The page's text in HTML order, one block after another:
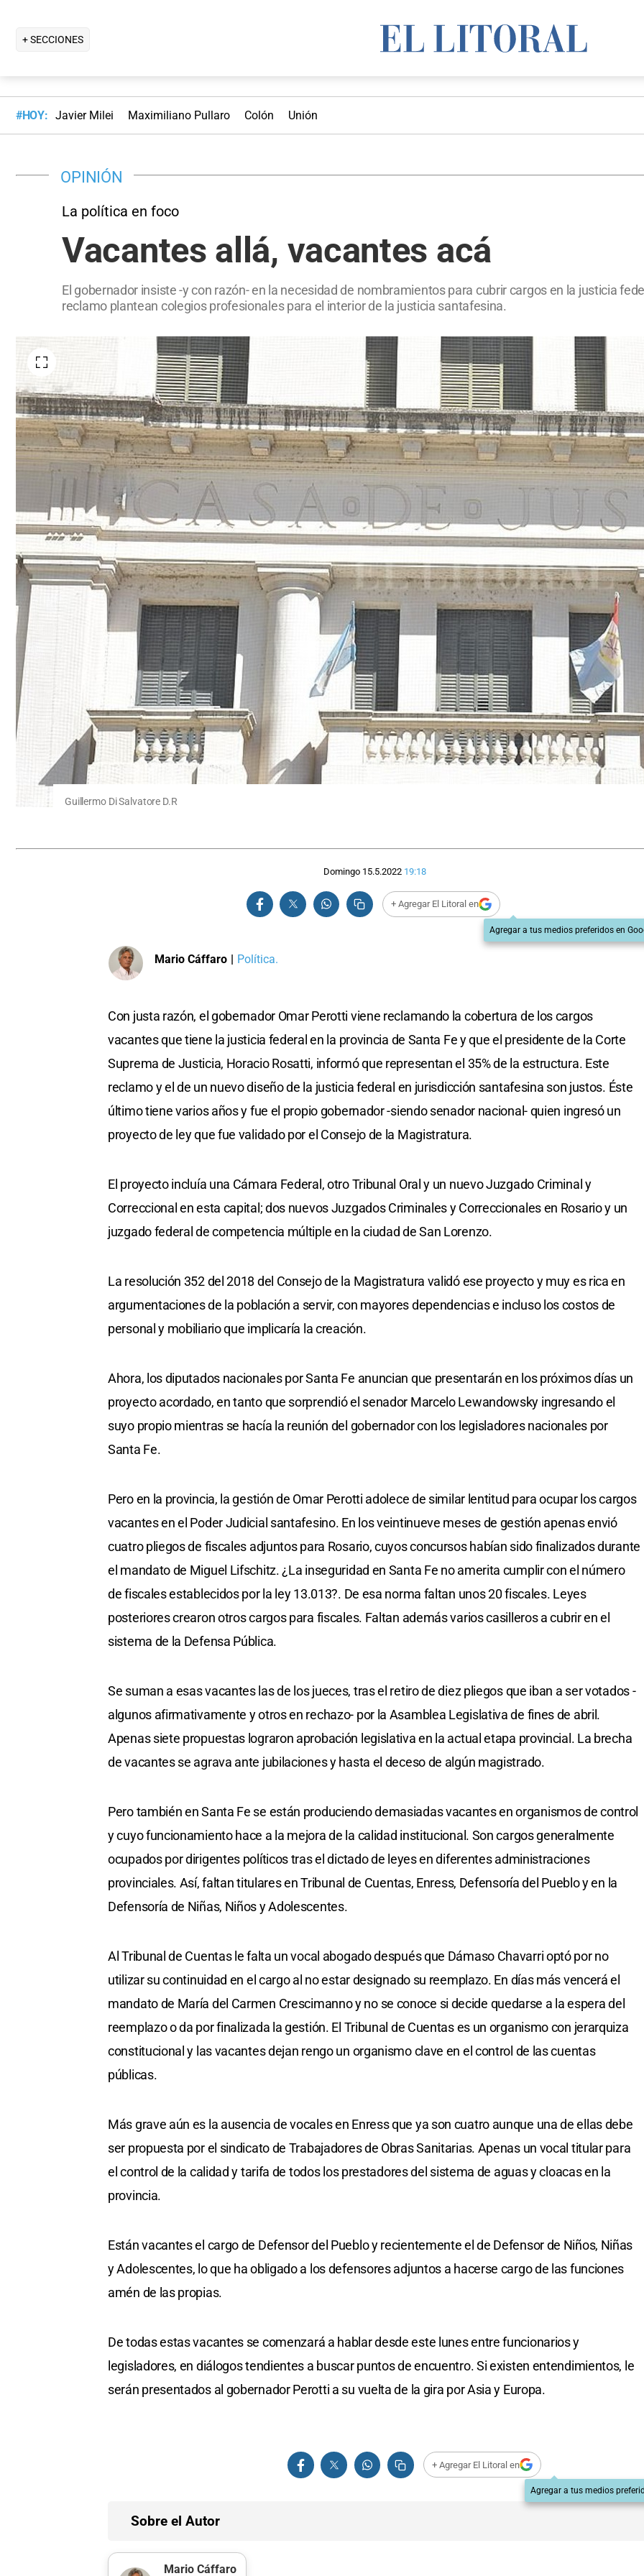
+ SECCIONES
#HOY: Javier Milei Maximiliano Pullaro Colón Unión
OPINIÓN
La política en foco
Vacantes allá, vacantes acá
El gobernador insiste -y con razón- en la necesidad de nombramientos para cubrir cargos en la justicia
reclamo plantean colegios profesionales para el interior de la justicia santafesina.
Guillermo Di Salvatore D.R
Domingo 15.5.2022 19:18
+ Agregar El Litoral en
Agregar a tus medios preferidos en
Mario Cáffaro | Política.
Con justa razón, el gobernador Omar Perotti viene reclamando la cobertura de los cargos
vacantes que tiene la justicia federal en la provincia de Santa Fe y que el presidente de la Corte
Suprema de Justicia, Horacio Rosatti, informó que representan el 35% de la estructura. Este
reclamo y el de un nuevo diseño de la justicia federal en jurisdicción santafesina son justos. Éste
último tiene varios años y fue el propio gobernador -siendo senador nacional- quien ingresó un
proyecto de ley que fue validado por el Consejo de la Magistratura.
El proyecto incluía una Cámara Federal, otro Tribunal Oral y un nuevo Juzgado Criminal y
Correccional en esta capital; dos nuevos Juzgados Criminales y Correccionales en Rosario y un
juzgado federal de competencia múltiple en la ciudad de San Lorenzo.
La resolución 352 del 2018 del Consejo de la Magistratura validó ese proyecto y muy es rica en
argumentaciones de la población a servir, con mayores dependencias e incluso los costos de
personal y mobiliario que implicaría la creación.
Ahora, los diputados nacionales por Santa Fe anuncian que presentarán en los próximos días un
proyecto acordado, en tanto que sorprendió el senador Marcelo Lewandowsky ingresando el
suyo propio mientras se hacía la reunión del gobernador con los legisladores nacionales por
Santa Fe.
Pero en la provincia, la gestión de Omar Perotti adolece de similar lentitud para ocupar los cargos
vacantes en el Poder Judicial santafesino. En los veintinueve meses de gestión apenas envió
cuatro pliegos de fiscales adjuntos para Rosario, cuyos concursos habían sido finalizados durante
el mandato de Miguel Lifschitz. ¿La inseguridad en Santa Fe no amerita cumplir con el número
de fiscales establecidos por la ley 13.013?. De esa norma faltan unos 20 fiscales. Leyes
posteriores crearon otros cargos para fiscales. Faltan además varios casilleros a cubrir en el
sistema de la Defensa Pública.
Se suman a esas vacantes las de los jueces, tras el retiro de diez pliegos que iban a ser votados -
algunos afirmativamente y otros en rechazo- por la Asamblea Legislativa de fines de abril.
Apenas siete propuestas lograron aprobación legislativa en la actual etapa provincial. La brecha
de vacantes se agrava ante jubilaciones y hasta el deceso de algún magistrado.
Pero también en Santa Fe se están produciendo demasiadas vacantes en organismos de control
y cuyo funcionamiento hace a la mejora de la calidad institucional. Son cargos generalmente
ocupados por dirigentes políticos tras el dictado de leyes en diferentes administraciones
provinciales. Así, faltan titulares en Tribunal de Cuentas, Enress, Defensoría del Pueblo y en la
Defensoría de Niñas, Niños y Adolescentes.
Al Tribunal de Cuentas le falta un vocal abogado después que Dámaso Chavarri optó por no
utilizar su continuidad en el cargo al no estar designado su reemplazo. En días más vencerá el
mandato de María del Carmen Crescimanno y no se conoce si decide quedarse a la espera del
reemplazo o da por finalizada la gestión. El Tribunal de Cuentas es un organismo con jerarquiza
constitucional y las vacantes dejan rengo un organismo clave en el control de las cuentas
públicas.
Más grave aún es la ausencia de vocales en Enress que ya son cuatro aunque una de ellas debe
ser propuesta por el sindicato de Trabajadores de Obras Sanitarias. Apenas un vocal titular para
el control de la calidad y tarifa de todos los prestadores del sistema de aguas y cloacas en la
provincia.
Están vacantes el cargo de Defensor del Pueblo y recientemente el de Defensor de Niños, Niñas
y Adolescentes, lo que ha obligado a los defensores adjuntos a hacerse cargo de las funciones
amén de las propias.
De todas estas vacantes se comenzará a hablar desde este lunes entre funcionarios y
legisladores, en diálogos tendientes a buscar puntos de encuentro. Si existen entendimientos, le
serán presentados al gobernador Perotti a su vuelta de la gira por Asia y Europa.
+ Agregar El Litoral en
Agregar a tus medios
Sobre el Autor
Mario Cáffaro